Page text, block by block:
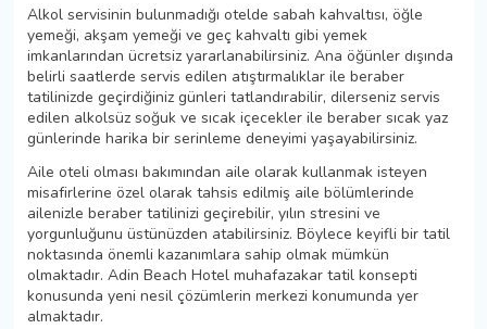
Alkol servisinin bulunmadığı otelde sabah kahvaltısı, öğle
yemeği, akşam yemeği ve geç kahvaltı gibi yemek
imkanlarından ücretsiz yararlanabilirsiniz. Ana öğünler dışında
belirli saatlerde servis edilen atıştırmalıklar ile beraber
tatilinizde geçirdiğiniz günleri tatlandırabilir, dilerseniz servis
edilen alkolsüz soğuk ve sıcak içecekler ile beraber sıcak yaz
günlerinde harika bir serinleme deneyimi yaşayabilirsiniz.
Aile oteli olması bakımından aile olarak kullanmak isteyen
misafirlerine özel olarak tahsis edilmiş aile bölümlerinde
ailenizle beraber tatilinizi geçirebilir, yılın stresini ve
yorgunluğunu üstünüzden atabilirsiniz. Böylece keyifli bir tatil
noktasında önemli kazanımlara sahip olmak mümkün
olmaktadır. Adin Beach Hotel muhafazakar tatil konsepti
konusunda yeni nesil çözümlerin merkezi konumunda yer
almaktadır.